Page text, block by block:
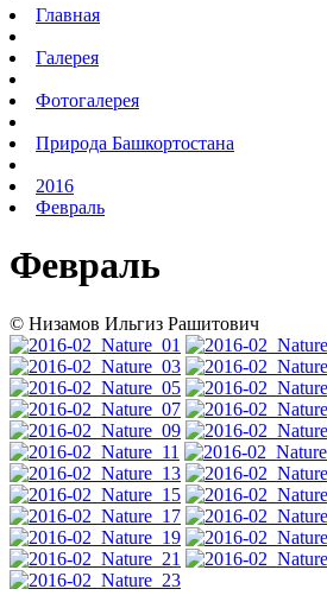
Главная
Галерея
Фотогалерея
Природа Башкортостана
2016
Февраль
Февраль
© Низамов Ильгиз Рашитович